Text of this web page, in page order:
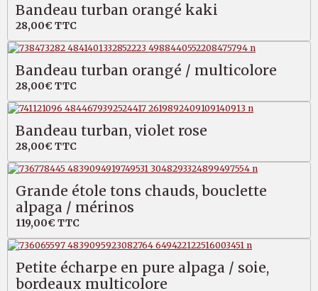
Bandeau turban orangé kaki
28,00€ TTC
Bandeau turban orangé / multicolore
28,00€ TTC
Bandeau turban, violet rose
28,00€ TTC
Grande étole tons chauds, bouclette
alpaga / mérinos
119,00€ TTC
Petite écharpe en pure alpaga / soie,
bordeaux multicolore